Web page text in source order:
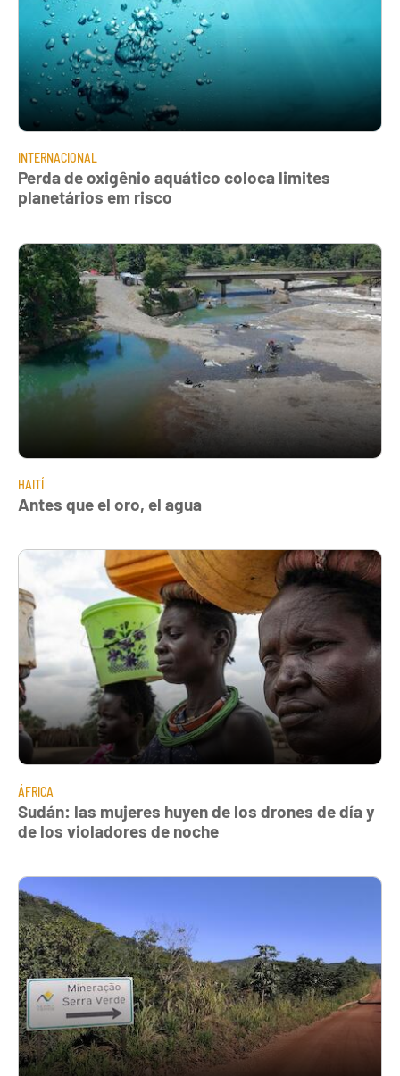
INTERNACIONAL
Perda de oxigênio aquático coloca limites
planetários em risco
HAITÍ
Antes que el oro, el agua
ÁFRICA
Sudán: las mujeres huyen de los drones de día y
de los violadores de noche